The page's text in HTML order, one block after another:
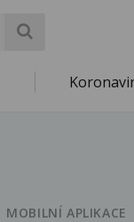
MOBILNÍ APLIKACE